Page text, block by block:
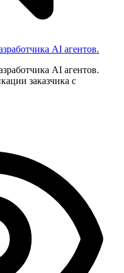
AI агентов.
AI агентов.
заказчика с